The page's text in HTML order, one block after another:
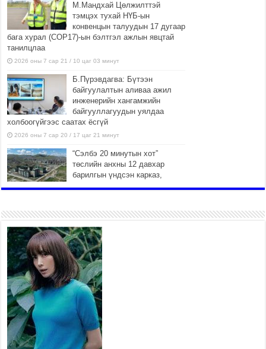
М.Мандхай Цөлжилттэй
тэмцэх тухай НҮБ-ын
конвенцын талуудын 17 дугаар
бага хурал (СОР17)-ын бэлтгэл ажлын явцтай
танилцлаа
2026 оны 7 сар 21 / 10 цаг 03 минут
Б.Пүрэвдагва: Бүтээн
байгуулалтын аливаа ажил
инженерийн хангамжийн
байгууллагуудын уялдаа
холбоогүйгээс саатах ёсгүй
2026 оны 7 сар 20 / 17 цаг 21 минут
“Сэлбэ 20 минутын хот”
төслийн анхны 12 давхар
барилгын үндсэн карказ,
Мопед, скүүтер, тэдгээртэй
адилтгах үзүүлэлт бүхий
тээврийн хэрэгсэлтэй
холбоотой нийслэлийн засаг
дарга захирамж гаргалаа
2026 оны 7 сар 20 / 17 цаг 11 минут
Төв цэвэрлэх байгууламжид
хоногт дунджаар 3 тонн хатуу
хог хаягдал ирж байна
2026 оны 7 сар 20 / 12 цаг 06 минут
“Эхийн алдар” одонгийн